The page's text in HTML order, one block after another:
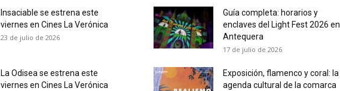
Insaciable se estrena este
viernes en Cines La Verónica
23 de julio de 2026
Guía completa: horarios y
enclaves del Light Fest 2026 en
Antequera
17 de julio de 2026
La Odisea se estrena este
viernes en Cines La Verónica
Exposición, flamenco y coral: la
agenda cultural de la comarca